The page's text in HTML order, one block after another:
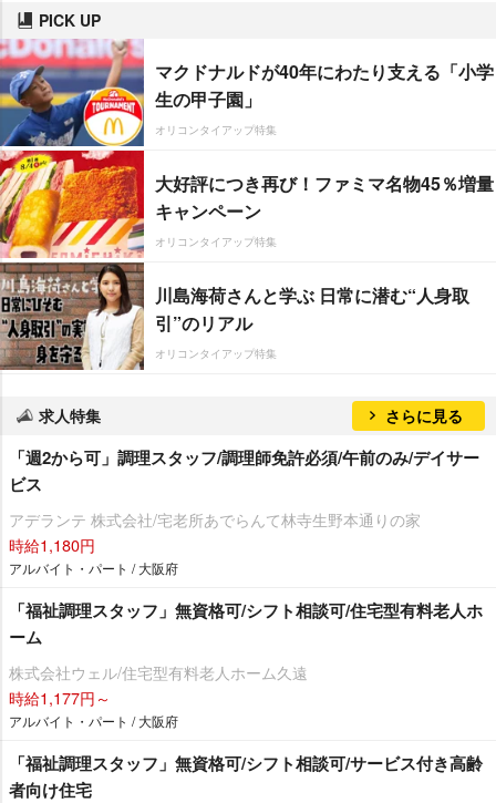
PICK UP
マクドナルドが40年にわたり支える「小学
生の甲子園」
オリコンタイアップ特集
大好評につき再び！ファミマ名物45％増量
キャンペーン
オリコンタイアップ特集
川島海荷さんと学ぶ 日常に潜む“人身取
引”のリアル
オリコンタイアップ特集
求人特集 さらに見る
「週2から可」調理スタッフ/調理師免許必須/午前のみ/デイサー
ビス
アデランテ 株式会社/宅老所あでらんて林寺生野本通りの家
時給1,180円
アルバイト・パート / 大阪府
「福祉調理スタッフ」無資格可/シフト相談可/住宅型有料老人ホ
ーム
株式会社ウェル/住宅型有料老人ホーム久遠
時給1,177円～
アルバイト・パート / 大阪府
「福祉調理スタッフ」無資格可/シフト相談可/サービス付き高齢
者向け住宅